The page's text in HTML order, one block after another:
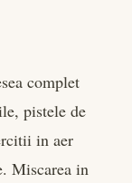
complet
pistele de
in aer
Miscarea in